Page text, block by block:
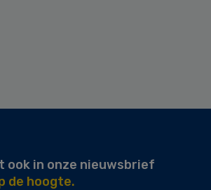
in onze nieuwsbrief
de hoogte.